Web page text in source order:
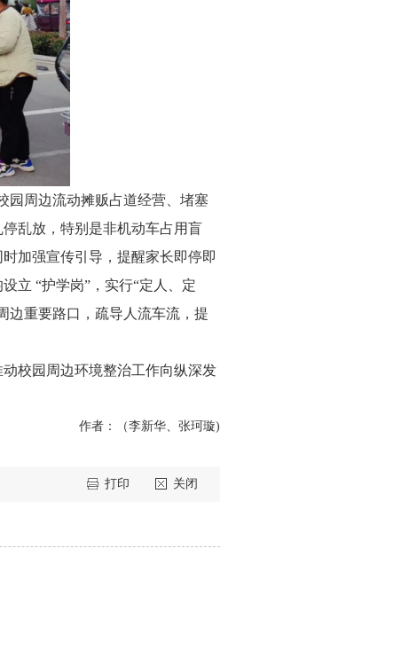
园周边流动摊贩占道经营、堵塞
乱放，特别是非机动车占用盲
加强宣传引导，提醒家长即停即
立 “护学岗”，实行“定人、定
边重要路口，疏导人流车流，提
校园周边环境整治工作向纵深发
作者：（李新华、张珂璇)
打印 关闭